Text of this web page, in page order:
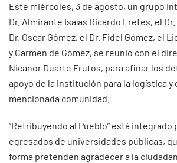
Este miércoles, 3 de agosto, un grupo
Dr. Almirante Isaías Ricardo Fretes, el
Dr. Oscar Gómez, el Dr. Fidel Gómez, el
y Carmen de Gómez, se reunió con el
Nicanor Duarte Frutos, para afinar los
apoyo de la institución para la logística y
mencionada comunidad.
“Retribuyendo al Pueblo” está
egresados de universidades públicas,
forma pretenden agradecer a la